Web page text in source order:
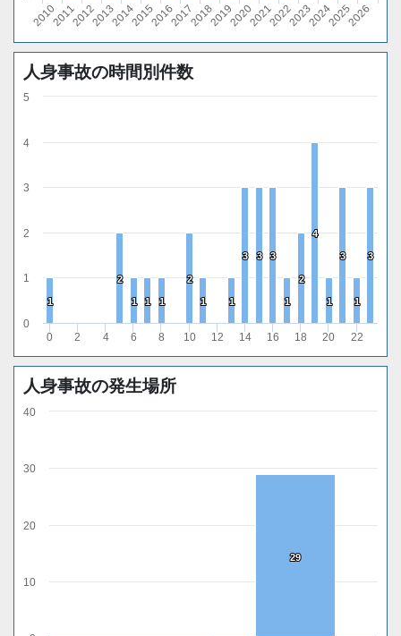
20102011201220132014201520162017201820192020202120222023202420252026
人身事故の時間別件数
1
1
2
2
1
1 1
1 1
1
2
2
1
1 1
1
3
3 3
3 3
3
1
1
2
2
4
4
1
1
3
3
1
1
3
3
0 2 4 6 8 10 12 14 16 18 20 22
0
1
2
3
4
5
人身事故の発生場所
29
29
10
20
30
40